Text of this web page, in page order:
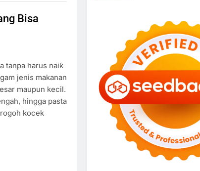
Bisa
tanpa harus naik
jenis makanan
maupun kecil.
hingga pasta
kocek